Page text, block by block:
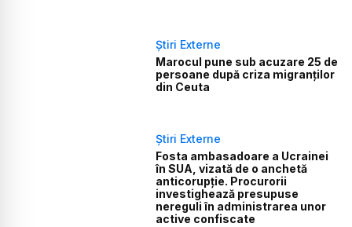
Știri Externe
Marocul pune sub acuzare 25 de
persoane după criza migranților
din Ceuta
Știri Externe
Fosta ambasadoare a Ucrainei
în SUA, vizată de o anchetă
anticorupție. Procurorii
investighează presupuse
nereguli în administrarea unor
active confiscate